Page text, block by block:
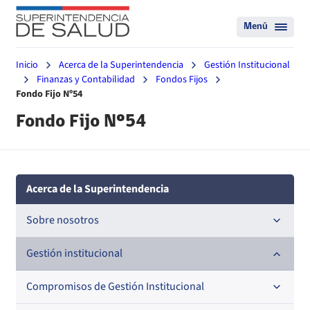
Menú
Inicio Acerca de la Superintendencia
Gestión Institucional
Finanzas y Contabilidad
Fondos Fijos
Fondo Fijo Nº54
Fondo Fijo Nº54
Acerca de la Superintendencia
Sobre nosotros
Historia
Definiciones estratégicas
Gestión institucional
Compromisos de Gestión Institucional